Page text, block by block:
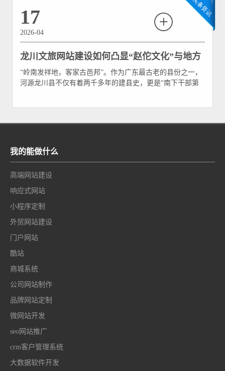
龙川县而言，如何打破单一门票依赖，向“全域旅游”转型，
17
2026-04
龙川文旅网站建设如何凸显“赵佗文化”与地方
特色？
“岭南发祥地，客家古邑邦”。作为广东最古老的县份之一，
河源龙川县不仅有着两千多年的建县史，更是“南下干部第
了吸引游客的“第一门面”。 然而，当前许多地方文旅网站存
我的能做什么
高端网站建设
响应式网站
小程序定制
外贸网站建设
门户网站
酷站
商城系统
公司网站制作
品牌网站定制
微网站开发
seo网站推广
crm客户管理系统
大数据软件开发